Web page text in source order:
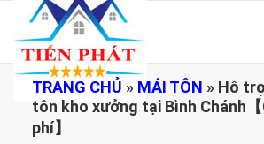
TRANG CHỦ » MÁI TÔN » Hỗ
tôn kho xưởng tại Bình Chánh【
phí】